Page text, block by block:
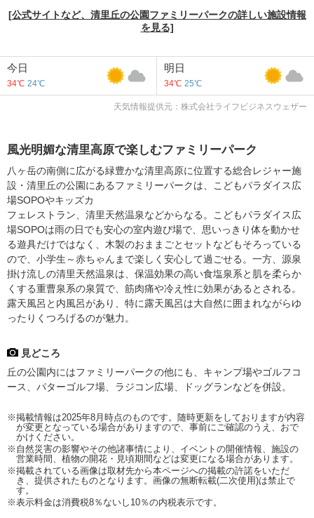
[公式サイトなど、清里丘の公園ファミリーパークの詳しい施設情報
を見る]
今日
34℃ 24℃
明日
34℃ 25℃
天気情報提供元：株式会社ライフビジネスウェザー
風光明媚な清里高原で楽しむファミリーパーク
八ヶ岳の南側に広がる緑豊かな清里高原に位置する総合レジャー施
設・清里丘の公園にあるファミリーパークは、こどもパラダイス広
場SOPOやキッズカ
フェレストラン、清里天然温泉などからなる。こどもパラダイス広
場SOPOは雨の日でも安心の室内遊び場で、思いっきり体を動かせ
る遊具だけではなく、木製のおままごとセットなどもそろっている
ので、小学生～赤ちゃんまで楽しく安心して過ごせる。一方、源泉
掛け流しの清里天然温泉は、保温効果の高い食塩泉系と肌を柔らか
くする重曹泉系の泉質で、筋肉痛や冷え性に効果があるとされる。
露天風呂と内風呂があり、特に露天風呂は大自然に囲まれながらゆ
ったりくつろげるのが魅力。
見どころ
丘の公園内にはファミリーパークの他にも、キャンプ場やゴルフコ
ース、パターゴルフ場、ラジコン広場、ドッグランなどを併設。
※掲載情報は2025年8月時点のものです。随時更新をしておりますが内容
が変更となっている場合がありますので、事前にご確認のうえ、おで
かけください。
※自然災害の影響やその他諸事情により、イベントの開催情報、施設の
営業時間、植物の開花・見頃期間などは変更になる場合があります。
※掲載されている画像は取材先から本ページへの掲載の許諾をいただ
き、提供されたものとなります。画像の無断転載(二次使用)は禁止で
す。
※表示料金は消費税8％ないし10％の内税表示です。